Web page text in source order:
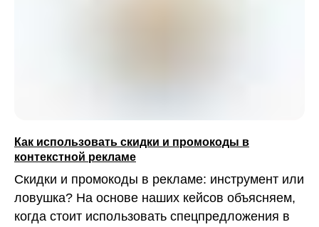
Как использовать скидки и промокоды в
контекстной рекламе
Скидки и промокоды в рекламе: инструмент или
ловушка? На основе наших кейсов объясняем,
когда стоит использовать спецпредложения в